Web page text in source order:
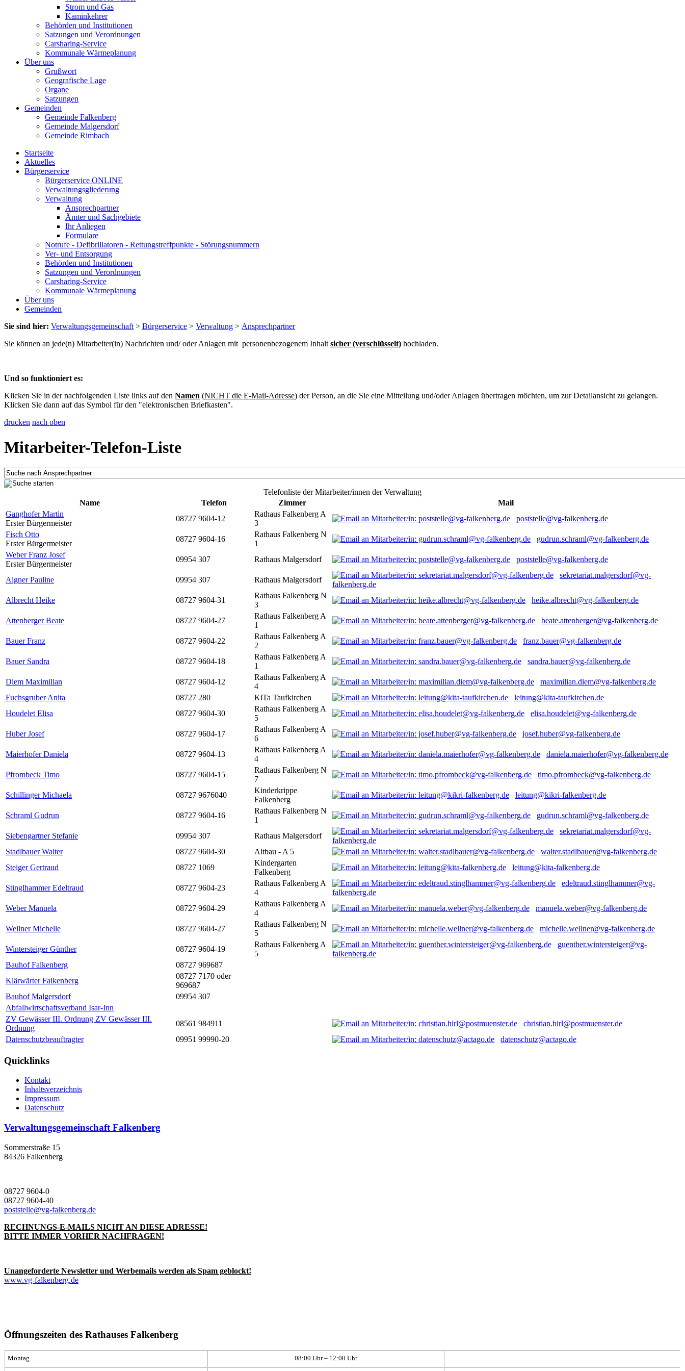
Strom und Gas
Kaminkehrer
Behörden und Institutionen
Satzungen und Verordnungen
Carsharing-Service
Kommunale Wärmeplanung
Über uns
Grußwort
Geografische Lage
Organe
Satzungen
Gemeinden
Gemeinde Falkenberg
Gemeinde Malgersdorf
Gemeinde Rimbach
Startseite
Aktuelles
Bürgerservice
Bürgerservice ONLINE
Verwaltungsgliederung
Verwaltung
Ansprechpartner
Ämter und Sachgebiete
Ihr Anliegen
Formulare
Notrufe - Defibrillatoren - Rettungstreffpunkte - Störungsnummern
Ver- und Entsorgung
Behörden und Institutionen
Satzungen und Verordnungen
Carsharing-Service
Kommunale Wärmeplanung
Über uns
Gemeinden
Sie sind hier: Verwaltungsgemeinschaft > Bürgerservice > Verwaltung > Ansprechpartner
Sie können an jede(n) Mitarbeiter(in) Nachrichten und/ oder Anlagen mit personenbezogenem Inhalt sicher (verschlüsselt) hochladen.
Und so funktioniert es:
Klicken Sie in der nachfolgenden Liste links auf den Namen (NICHT die E-Mail-Adresse) der Person, an die Sie eine Mitteilung und/oder Anlagen übertragen möchten, um zur Detailansicht zu gelangen.
Klicken Sie dann auf das Symbol für den "elektronischen Briefkasten".
drucken nach oben
Mitarbeiter-Telefon-Liste
Telefonliste der Mitarbeiter/innen der Verwaltung
Name
Telefon Zimmer
Mail
Ganghofer Martin
Erster Bürgermeister
08727 9604-12
Rathaus Falkenberg A
3
poststelle@vg-falkenberg.de
Fisch Otto
Erster Bürgermeister
08727 9604-16
Rathaus Falkenberg N
1
gudrun.schraml@vg-falkenberg.de
Weber Franz Josef
Erster Bürgermeister
09954 307 Rathaus Malgersdorf poststelle@vg-falkenberg.de
Aigner Pauline 09954 307 Rathaus Malgersdorf
sekretariat.malgersdorf@vg-
falkenberg.de
Albrecht Heike
08727 9604-31
Rathaus Falkenberg N
3
heike.albrecht@vg-falkenberg.de
Attenberger Beate 08727 9604-27
Rathaus Falkenberg A
1
beate.attenberger@vg-falkenberg.de
Bauer Franz 08727 9604-22
Rathaus Falkenberg A
2
franz.bauer@vg-falkenberg.de
Bauer Sandra 08727 9604-18
Rathaus Falkenberg A
1
sandra.bauer@vg-falkenberg.de
Diem Maximilian 08727 9604-12
Rathaus Falkenberg A
4
maximilian.diem@vg-falkenberg.de
Fuchsgruber Anita
08727 280 KiTa Taufkirchen
leitung@kita-taufkirchen.de
Houdelet Elisa
08727 9604-30
Rathaus Falkenberg A
5
elisa.houdelet@vg-falkenberg.de
Huber Josef 08727 9604-17
Rathaus Falkenberg A
6
josef.huber@vg-falkenberg.de
Maierhofer Daniela 08727 9604-13
Rathaus Falkenberg A
4
daniela.maierhofer@vg-falkenberg.de
Pfrombeck Timo 08727 9604-15
Rathaus Falkenberg N
7
timo.pfrombeck@vg-falkenberg.de
Schillinger Michaela 08727 9676040
Kinderkrippe
Falkenberg
leitung@kikri-falkenberg.de
Schraml Gudrun 08727 9604-16
Rathaus Falkenberg N
1
gudrun.schraml@vg-falkenberg.de
Siebengartner Stefanie 09954 307 Rathaus Malgersdorf
sekretariat.malgersdorf@vg-
falkenberg.de
Stadlbauer Walter
08727 9604-30 Altbau - A 5
walter.stadlbauer@vg-falkenberg.de
Steiger Gertraud
08727 1069
Kindergarten
Falkenberg
leitung@kita-falkenberg.de
Stinglhammer Edeltraud 08727 9604-23
Rathaus Falkenberg A
4
edeltraud.stinglhammer@vg-
falkenberg.de
Weber Manuela
08727 9604-29
Rathaus Falkenberg A
4
manuela.weber@vg-falkenberg.de
Wellner Michelle 08727 9604-27
Rathaus Falkenberg N
5
michelle.wellner@vg-falkenberg.de
Wintersteiger Günther 08727 9604-19
Rathaus Falkenberg A
5
guenther.wintersteiger@vg-
falkenberg.de
Bauhof Falkenberg
08727 969687
Klärwärter Falkenberg
08727 7170 oder
969687
Bauhof Malgersdorf
09954 307
Abfallwirtschaftsverband Isar-Inn
ZV Gewässer III. Ordnung ZV Gewässer III.
Ordnung
08561 984911
christian.hirl@postmuenster.de
Datenschutzbeauftragter
09951 99990-20 datenschutz@actago.de
Quicklinks
Kontakt
Inhaltsverzeichnis
Impressum
Datenschutz
Verwaltungsgemeinschaft Falkenberg
Sommerstraße 15
84326 Falkenberg
08727 9604-0
08727 9604-40
poststelle@vg-falkenberg.de
RECHNUNGS-E-MAILS NICHT AN DIESE ADRESSE!
BITTE IMMER VORHER NACHFRAGEN!
Unangeforderte Newsletter und Werbemails werden als Spam geblockt!
www.vg-falkenberg.de
Öffnungszeiten des Rathauses Falkenberg
Montag 08:00 Uhr – 12:00 Uhr